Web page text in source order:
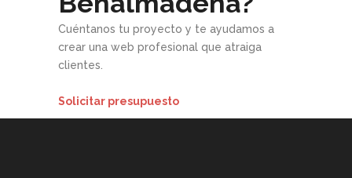
Cuéntanos tu proyecto y te ayudamos a
crear una web profesional que atraiga
clientes.
Solicitar presupuesto